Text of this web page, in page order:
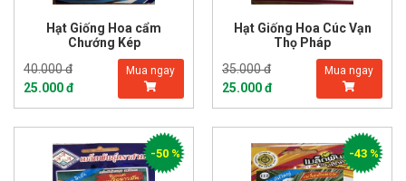
Hạt Giống Hoa cẩm
Chướng Kép
40.000 đ
25.000 đ
Mua ngay
Hạt Giống Hoa Cúc Vạn
Thọ Pháp
35.000 đ
25.000 đ
Mua ngay
-50 % -43 %